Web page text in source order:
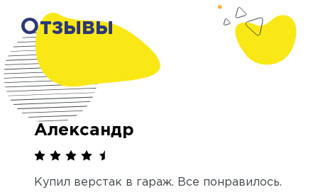
Отзывы
Александр
Купил верстак в гараж. Все понравилось.